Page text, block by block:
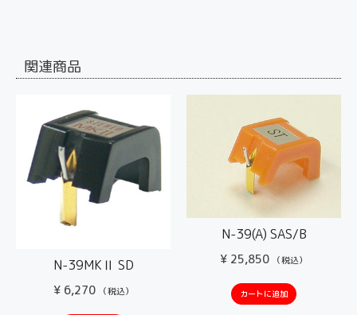
関連商品
N-39MKⅡ SD
¥6,270 （税込）
N-39(A) SAS/B
¥ 25,850 （税込）
カートに追加